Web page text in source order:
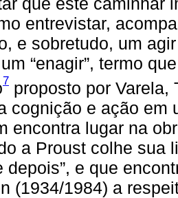
entrevistar,
e sobretudo, um
“enagir”, termo
7 proposto por Varela,
cognição e ação em
encontra lugar na
a Proust colhe sua
depois”, e que
(1934/1984) a